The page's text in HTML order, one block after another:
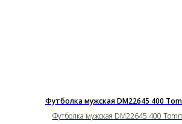
Футболка мужская DM22645 400
Футболка мужская DM22645 400